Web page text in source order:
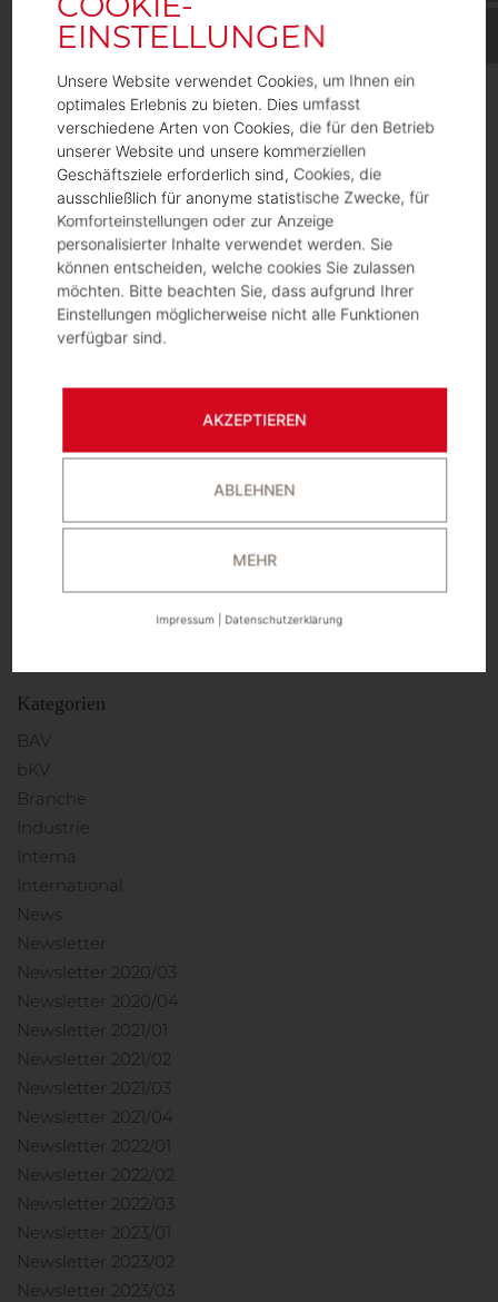
Februar 2025
Dezember 2024
Juni 2024
Dezember 2023
Mai 2023
März 2023
November 2022
April 2022
Januar 2022
Oktober 2021
August 2021
Oktober 2020
Kategorien
BAV
bKV
Branche
Industrie
Interna
International
News
Newsletter
Newsletter 2020/03
Newsletter 2020/04
Newsletter 2021/01
Newsletter 2021/02
Newsletter 2021/03
Newsletter 2021/04
Newsletter 2022/01
Newsletter 2022/02
Newsletter 2022/03
Newsletter 2023/01
Newsletter 2023/02
Newsletter 2023/03
Unsere Website verwendet Cookies, um Ihnen ein
optimales Erlebnis zu bieten. Dies umfasst
verschiedene Arten von Cookies, die für den Betrieb
unserer Website und unsere kommerziellen
Geschäftsziele erforderlich sind, Cookies, die
ausschließlich für anonyme statistische Zwecke, für
Komforteinstellungen oder zur Anzeige
personalisierter Inhalte verwendet werden. Sie
können entscheiden, welche cookies Sie zulassen
möchten. Bitte beachten Sie, dass aufgrund Ihrer
Einstellungen möglicherweise nicht alle Funktionen
verfügbar sind.
AKZEPTIEREN
ABLEHNEN
MEHR
Impressum Datenschutzerklärung